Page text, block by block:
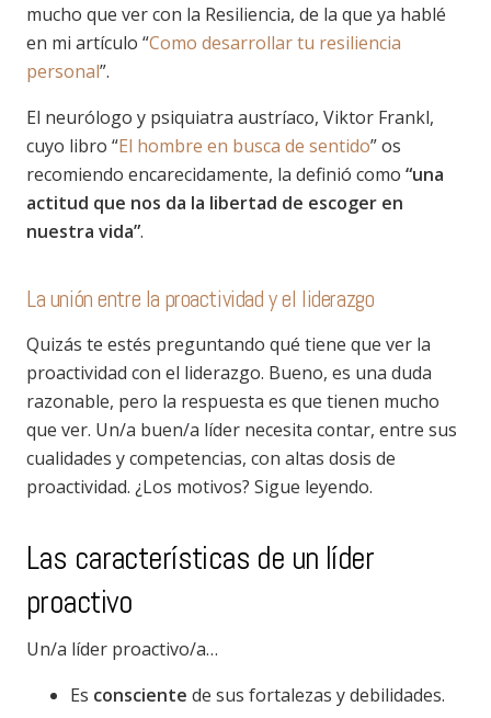
mucho que ver con la Resiliencia, de la que ya hablé
en mi artículo “Como desarrollar tu resiliencia
personal”.
El neurólogo y psiquiatra austríaco, Viktor Frankl,
cuyo libro “El hombre en busca de sentido”os
recomiendo encarecidamente, la definió como “una
actitud que nos da la libertad de escoger en
nuestra vida”.
La unión entre la proactividad y el liderazgo
Quizás te estés preguntando qué tiene que ver la
proactividad con el liderazgo. Bueno, es una duda
razonable, pero la respuesta es que tienen mucho
que ver. Un/a buen/a líder necesita contar, entre sus
cualidades y competencias, con altas dosis de
proactividad. ¿Los motivos? Sigue leyendo.
Las características de un líder
proactivo
Un/a líder proactivo/a…
Es consciente de sus fortalezas y debilidades.